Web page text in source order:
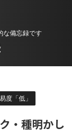
な備忘録です
度「低」
・種明かし